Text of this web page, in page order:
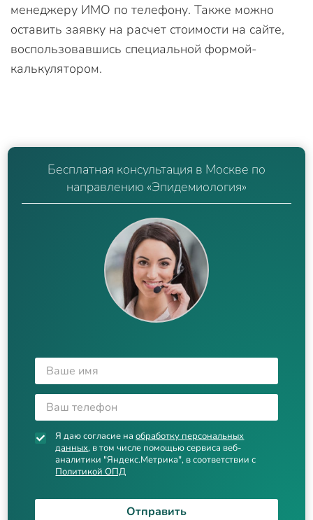
менеджеру ИМО по телефону. Также можно
оставить заявку на расчет стоимости на сайте,
воспользовавшись специальной формой-
калькулятором.
Бесплатная консультация в Москве по
направлению «Эпидемиология»
Я даю согласие наобработку персональных
данных, в том числе помощью сервиса веб-
аналитики "Яндекс.Метрика", в соответствии с
Политикой ОПД
Отправить